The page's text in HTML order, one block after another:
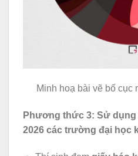
Minh hoạ bài vẽ bố cục
Phương thức 3: Sử dụng
2026 các trường đại học